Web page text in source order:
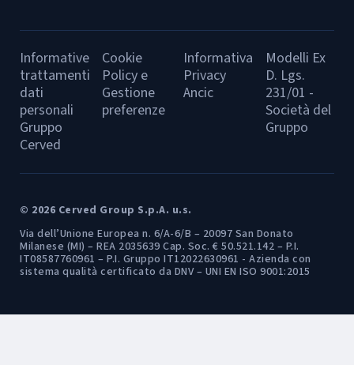
Informative
trattamenti
dati
personali
Gruppo
Cerved
Cookie
Policy e
Gestione
preferenze
Informativa
Privacy
Ancic
Modelli Ex
D. Lgs.
231/01 -
Società del
Gruppo
© 2026 Cerved Group S.p.A. u.s.
Via dell’Unione Europea n. 6/A-6/B – 20097 San Donato
Milanese (MI) – REA 2035639 Cap. Soc. € 50.521.142 – P.I.
IT08587760961 – P.I. Gruppo IT12022630961 - Azienda con
sistema qualità certificato da DNV – UNI EN ISO 9001:2015